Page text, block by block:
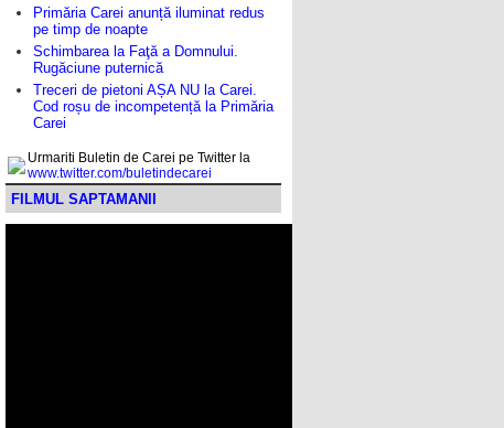
Primăria Carei anunță iluminat redus
pe timp de noapte
Schimbarea la Faţă a Domnului.
Rugăciune puternică
Treceri de pietoni AȘA NU la Carei.
Cod roșu de incompetență la Primăria
Carei
Urmariti Buletin de Carei pe Twitter la
www.twitter.com/buletindecarei
FILMUL SAPTAMANII